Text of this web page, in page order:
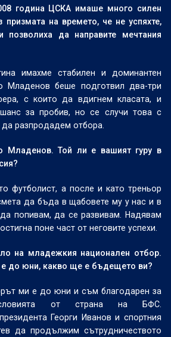
година ЦСКА имаше много силен
на времето, че не успяхте,
да направите мечтания
имахме стабилен и доминантен
Младенов беше подготвил два-три
с които да вдигнем класата, и
за пробив, но се случи това с
разпродадем отбора.
Младенов. Той ли е вашият гуру в
футболист, а после и като треньор
да бъда в щабовете му у нас и в
попивам, да се развивам. Надявам
поне част от неговите успехи.
на младежкия национален отбор.
е до юни, какво ще е бъдещето ви?
ми е до юни и съм благодарен за
от страна на БФС.
Георги Иванов и спортния
да продължим сътрудничеството